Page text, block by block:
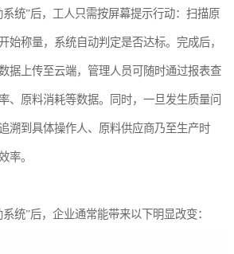
统”后，工人只需按屏幕提示行动：扫描原
始称量，系统自动判定是否达标。完成后，
据上传至云端，管理人员可随时通过报表查
、原料消耗等数据。同时，一旦发生质量问
溯到具体操作人、原料供应商乃至生产时
率。
统”后，企业通常能带来以下明显改变：